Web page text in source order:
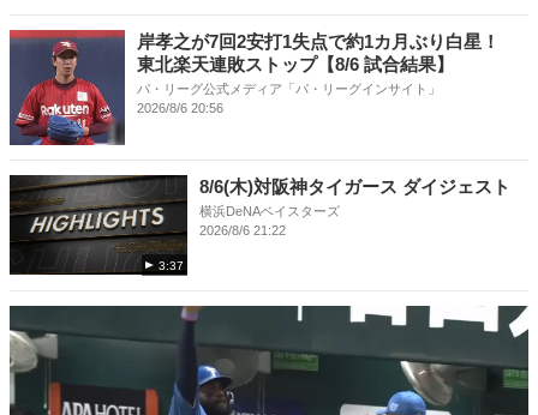
岸孝之が7回2安打1失点で約1カ月ぶり白星！
東北楽天連敗ストップ【8/6 試合結果】
パ・リーグ公式メディア「パ・リーグインサイト」
2026/8/6 20:56
3:37
8/6(木)対阪神タイガース ダイジェスト
横浜DeNAベイスターズ
2026/8/6 21:22